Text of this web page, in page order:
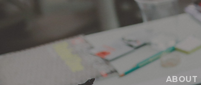
ABOUT